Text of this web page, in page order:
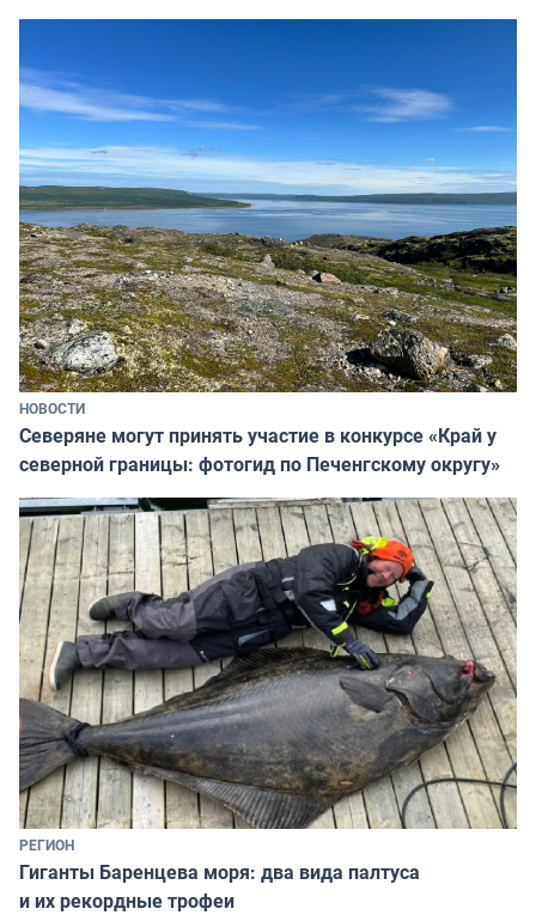
НОВОСТИ
Северяне могут принять участие в конкурсе «Край у
северной границы: фотогид по Печенгскому округу»
РЕГИОН
Гиганты Баренцева моря: два вида палтуса
и их рекордные трофеи